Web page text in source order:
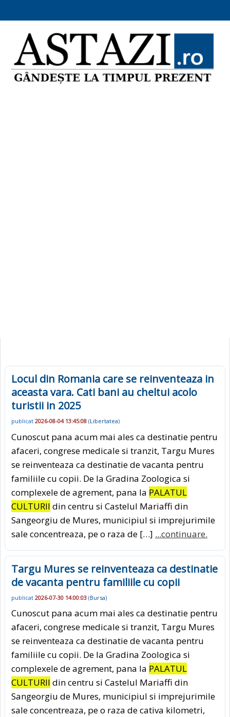
Locul din Romania care se reinventeaza in
aceasta vara. Cati bani au cheltui acolo
turistii in 2025
publicat 2026-08-04 13:45:08 (Libertatea)
Cunoscut pana acum mai ales ca destinatie pentru
afaceri, congrese medicale si tranzit, Targu Mures
se reinventeaza ca destinatie de vacanta pentru
familiile cu copii. De la Gradina Zoologica si
complexele de agrement, pana la PALATUL
CULTURII din centru si Castelul Mariaffi din
Sangeorgiu de Mures, municipiul si imprejurimile
sale concentreaza, pe o raza de […] ...continuare.
Targu Mures se reinventeaza ca destinatie
de vacanta pentru familiile cu copii
publicat 2026-07-30 14:00:03 (Bursa)
Cunoscut pana acum mai ales ca destinatie pentru
afaceri, congrese medicale si tranzit, Targu Mures
se reinventeaza ca destinatie de vacanta pentru
familiile cu copii. De la Gradina Zoologica si
complexele de agrement, pana la PALATUL
CULTURII din centru si Castelul Mariaffi din
Sangeorgiu de Mures, municipiul si imprejurimile
sale concentreaza, pe o raza de cativa kilometri,